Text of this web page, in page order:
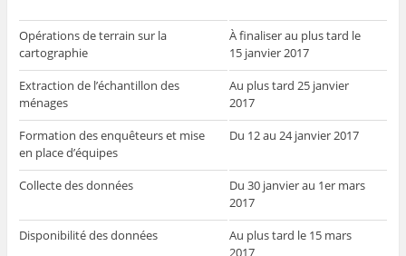
Opérations de terrain sur la
cartographie
À finaliser au plus tard le
15 janvier 2017
Extraction de l’échantillon des
ménages
Au plus tard 25 janvier
2017
Formation des enquêteurs et mise
en place d’équipes
Du 12 au 24 janvier 2017
Collecte des données
Du 30 janvier au 1er mars
2017
Disponibilité des données
Au plus tard le 15 mars
2017